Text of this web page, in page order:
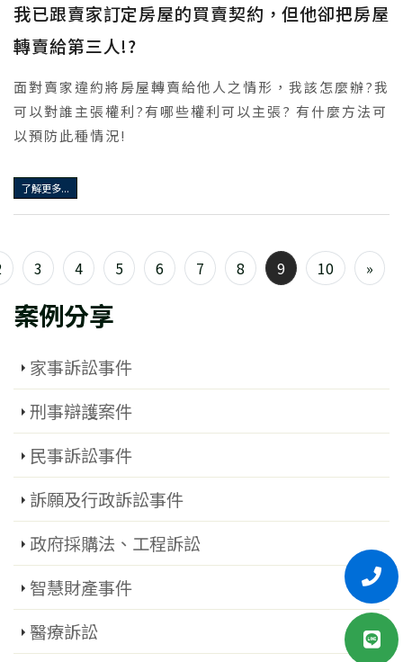
案例分享
家事訴訟事件
刑事辯護案件
民事訴訟事件
訴願及行政訴訟事件
政府採購法、工程訴訟
智慧財產事件
醫療訴訟
我已跟賣家訂定房屋的買賣契約，但他卻把房屋
轉賣給第三人!?
面對賣家違約將房屋轉賣給他人之情形，我該怎麼辦?我
可以對誰主張權利?有哪些權利可以主張? 有什麼方法可
以預防此種情況!
了解更多...
3 4 5 6 7 8 9 10 »